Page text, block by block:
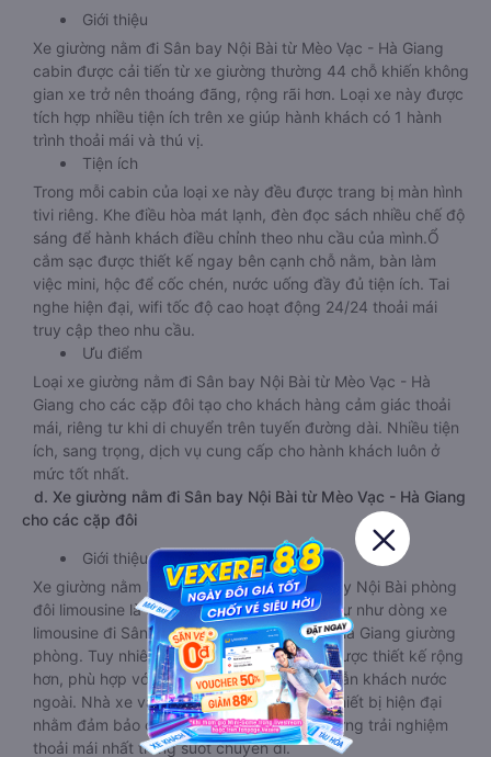
Giới thiệu
Xe giường nằm đi Sân bay Nội Bài từ Mèo Vạc - Hà Giang
cabin được cải tiến từ xe giường thường 44 chỗ khiến không
gian xe trở nên thoáng đãng, rộng rãi hơn. Loại xe này được
tích hợp nhiều tiện ích trên xe giúp hành khách có 1 hành
trình thoải mái và thú vị.
Tiện ích
Trong mỗi cabin của loại xe này đều được trang bị màn hình
tivi riêng. Khe điều hòa mát lạnh, đèn đọc sách nhiều chế độ
sáng để hành khách điều chỉnh theo nhu cầu của mình.Ổ
cắm sạc được thiết kế ngay bên cạnh chỗ nằm, bàn làm
việc mini, hộc để cốc chén, nước uống đầy đủ tiện ích. Tai
nghe hiện đại, wifi tốc độ cao hoạt động 24/24 thoải mái
truy cập theo nhu cầu.
Ưu điểm
Loại xe giường nằm đi Sân bay Nội Bài từ Mèo Vạc - Hà
Giang cho các cặp đôi tạo cho khách hàng cảm giác thoải
mái, riêng tư khi di chuyển trên tuyến đường dài. Nhiều tiện
ích, sang trọng, dịch vụ cung cấp cho hành khách luôn ở
mức tốt nhất.
d. Xe giường nằm đi Sân bay Nội Bài từ Mèo Vạc - Hà Giang
cho các cặp đôi
Giới thiệu
Xe giường nằm Mèo Vạc - Hà Giang Sân bay Nội Bài phòng
đôi limousine là dòng xe có thiết kế tương tự như dòng xe
limousine đi Sân bay Nội Bài từ Mèo Vạc - Hà Giang giường
phòng. Tuy nhiên kích thước giường nằm được thiết kế rộng
hơn, phù hợp với cả khách hàng Việt Nam lẫn khách nước
ngoài. Nhà xe vẫn chú trọng trang bị các thiết bị hiện đại
nhằm đảm bảo cho quý khách hàng có những trải nghiệm
thoải mái nhất trong suốt chuyến đi.